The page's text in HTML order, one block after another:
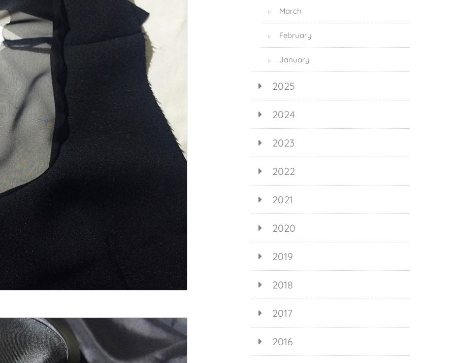
▷ March
▷ February
▷ January
2025
2024
2023
2022
2021
2020
2019
2018
2017
2016